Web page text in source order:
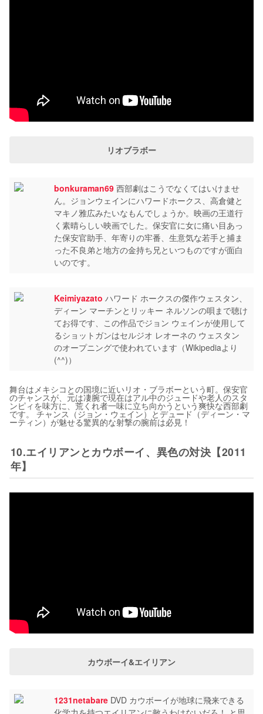
リオブラボー
bonkuraman69 西部劇はこうでなくてはいけませ
ん。ジョンウェインにハワードホークス、高倉健と
マキノ雅広みたいなもんでしょうか。映画の王道行
く素晴らしい映画でした。保安官に女に痛い目あっ
た保安官助手、年寄りの牢番、生意気な若手と捕ま
った不良弟と地方の金持ち兄といつものですが面白
いのです。
Keimiyazato ハワード ホークスの傑作ウェスタン、
ディーン マーチンとリッキー ネルソンの唄まで聴け
てお得です、この作品でジョン ウェインが使用して
るショットガンはセルジオ レオーネの ウェスタン
のオープニングで使われています（Wikipediaより
(^^)）
舞台はメキシコとの国境に近いリオ・ブラボーという町。保安官
のチャンスが、元は凄腕で現在はアル中のジュードや老人のスタ
ンピィを味方に、荒くれ者一味に立ち向かうという爽快な西部劇
です。 チャンス（ジョン・ウェイン）とデュード（ディーン・マ
ーティン）が魅せる驚異的な射撃の腕前は必見！
10.エイリアンとカウボーイ、異色の対決【2011
年】
カウボーイ&エイリアン
1231netabare DVD カウボーイが地球に飛来できる